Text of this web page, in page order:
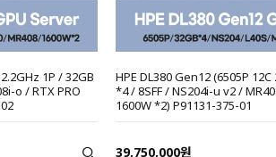
1P / 32GB
o / RTX PRO
HPE DL380 Gen12 (6505P
*4 / 8SFF / NS204i-u v2 /
1600W *2) P91131-375-01
39,750,000원